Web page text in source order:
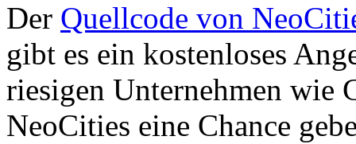
Der Quellcode von
gibt es ein kostenloses
riesigen Unternehmen wie
NeoCities eine Chance